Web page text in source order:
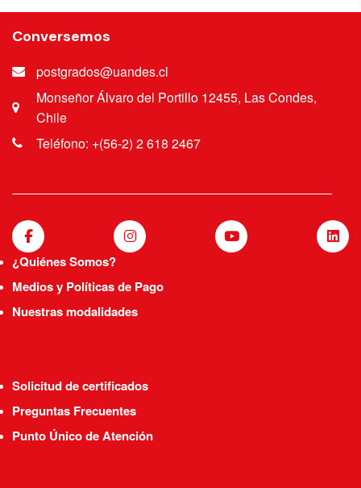
Conversemos
postgrados@uandes.cl
Monseñor Álvaro del Portillo 12455, Las Condes,
Chile
Teléfono: +(56-2) 2 618 2467
¿Quiénes Somos?
Medios y Políticas de Pago
Nuestras modalidades
Solicitud de certificados
Preguntas Frecuentes
Punto Único de Atención